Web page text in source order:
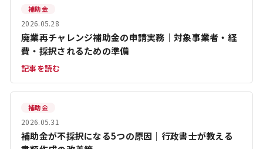
補助金
2026.05.28
廃業再チャレンジ補助金の申請実務｜対象事業者・経
費・採択されるための準備
記事を読む
補助金
2026.05.31
補助金が不採択になる5つの原因｜行政書士が教える